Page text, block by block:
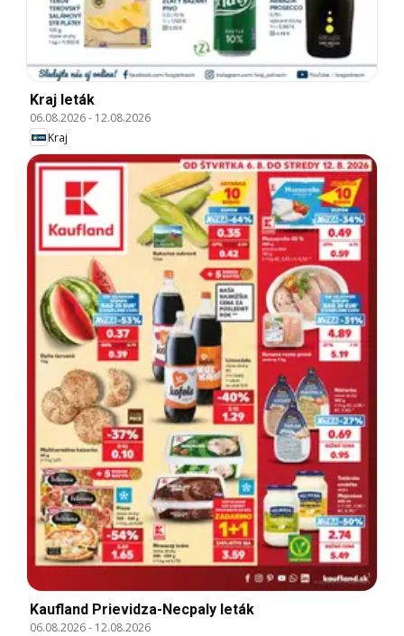
Kraj leták
06.08.2026- 12.08.2026
Kraj
Kaufland Prievidza-Necpaly leták
06.08.2026- 12.08.2026